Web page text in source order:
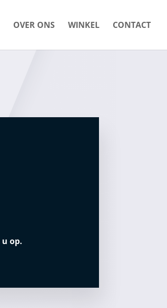
OVER ONS WINKEL CONTACT
op.